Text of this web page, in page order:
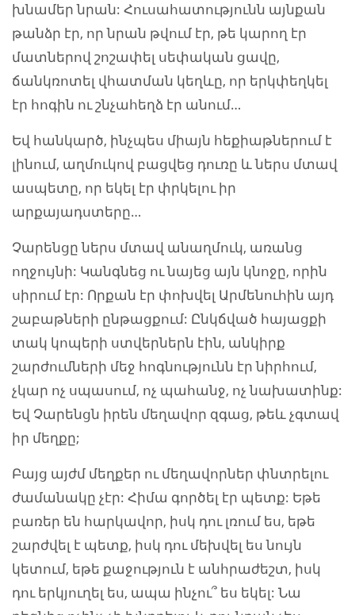
խնամեր նրան: Հուսահատությունն այնքան
թանձր էր, որ նրան թվում էր, թե կարող էր
մատներով շոշափել սեփական ցավը,
ճանկռոտել վհատման կեղևը, որ երկփեղկել
էր հոգին ու շնչահեղձ էր անում…
Եվ հանկարծ, ինչպես միայն հեքիաթներում է
լինում, աղմուկով բացվեց դուռը և ներս մտավ
ասպետը, որ եկել էր փրկելու իր
արքայադստերը…
Չարենցը ներս մտավ անաղմուկ, առանց
ողջույնի: Կանգնեց ու նայեց այն կնոջը, որին
սիրում էր: Որքան էր փոխվել Արմենուհին այդ
շաբաթների ընթացքում: Ընկճված հայացքի
տակ կոպերի ստվերներն էին, անկիրք
շարժումների մեջ հոգնությունն էր նիրհում,
չկար ոչ սպասում, ոչ պահանջ, ոչ նախատինք:
Եվ Չարենցն իրեն մեղավոր զգաց, թեև չգտավ
իր մեղքը;
Բայց այժմ մեղքեր ու մեղավորներ փնտրելու
ժամանակը չէր: Հիմա գործել էր պետք: Եթե
բառեր են հարկավոր, իսկ դու լռում ես, եթե
շարժվել է պետք, իսկ դու մեխվել ես նույն
կետում, եթե քաջություն է անհրաժեշտ, իսկ
դու երկյուղել ես, ապա ինչու՞ ես եկել: Նա